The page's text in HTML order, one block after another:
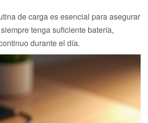
de carga es esencial para asegurar
tenga suficiente batería,
durante el día.